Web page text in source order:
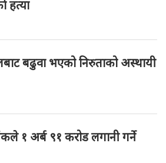
हत्या
बढुवा भएको निरुताको अस्थायी
बैंकले १ अर्ब ९१ करोड लगानी गर्ने